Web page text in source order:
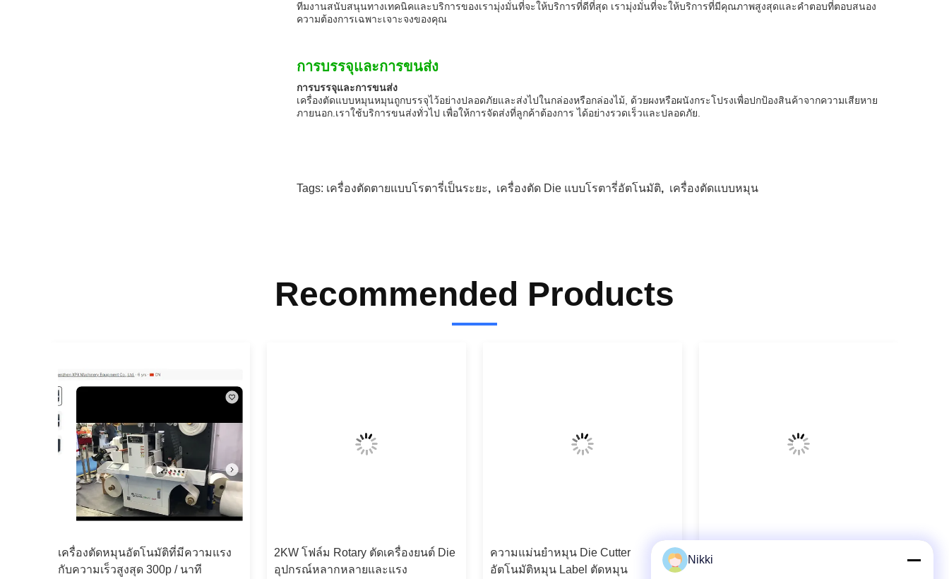
ทีมงานสนับสนุนทางเทคนิคและบริการของเรามุ่งมั่นที่จะให้บริการที่ดีที่สุด เรามุ่งมั่นที่จะให้บริการที่มีคุณภาพสูงสุดและคําตอบที่ตอบสนอง
ความต้องการเฉพาะเจาะจงของคุณ
การบรรจุและการขนส่ง
การบรรจุและการขนส่ง
เครื่องตัดแบบหมุนหมุนถูกบรรจุไว้อย่างปลอดภัยและส่งไปในกล่องหรือกล่องไม้, ด้วยผงหรือผนังกระโปรงเพื่อปกป้องสินค้าจากความเสียหาย
ภายนอก.เราใช้บริการขนส่งทั่วไป เพื่อให้การจัดส่งที่ลูกค้าต้องการ ได้อย่างรวดเร็วและปลอดภัย.
Tags: เครื่องตัดตายแบบโรตารี่เป็นระยะ, เครื่องตัด Die แบบโรตารี่อัตโนมัติ, เครื่องตัดแบบหมุน
Recommended Products
เครื่องตัดหมุนอัตโนมัติที่มีความแรง
กับความเร็วสูงสุด 300p / นาที
2KW โฟล์ม Rotary ตัดเครื่องยนต์ Die
อุปกรณ์หลากหลายและแรง
ความแม่นยําหมุน Die Cutter
อัตโนมัติหมุน Label ตัดหมุน
เครื่องตัดแบบหมุนขนาดเล็ก ระบบ
Nikki